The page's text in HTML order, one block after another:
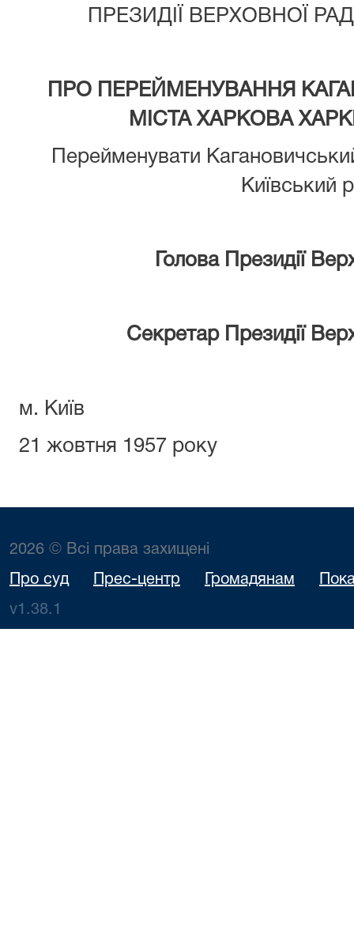
ПРЕЗИДІЇ ВЕРХОВНОЇ
ПРО ПЕРЕЙМЕНУВАННЯ
МІСТА ХАРКОВА
Перейменувати
Київський
Голова Президії
Секретар Президії
м. Київ
21 жовтня 1957 року
2026 © Всі права захищені
Про суд Прес-центр Громадянам
v1.38.1